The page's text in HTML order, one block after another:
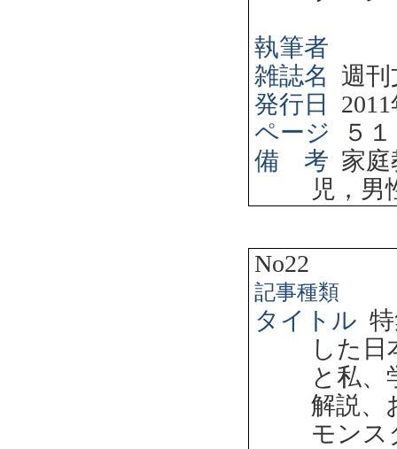
執筆者
雑誌名
週刊
発行日
2011
ページ
５１
備 考 家
児，男
No22
記事種類
タイトル
した
と私、
解説、
モンス